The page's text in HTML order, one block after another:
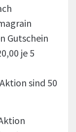
Gutschein
je 5
sind 50